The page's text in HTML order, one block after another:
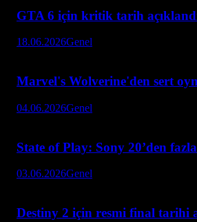
GTA 6 için kritik tarih
18.06.2026Genel
Marvel's Wolverine'den sert
04.06.2026Genel
State of Play: Sony 20’den
03.06.2026Genel
Destiny 2 için resmi final tarihi